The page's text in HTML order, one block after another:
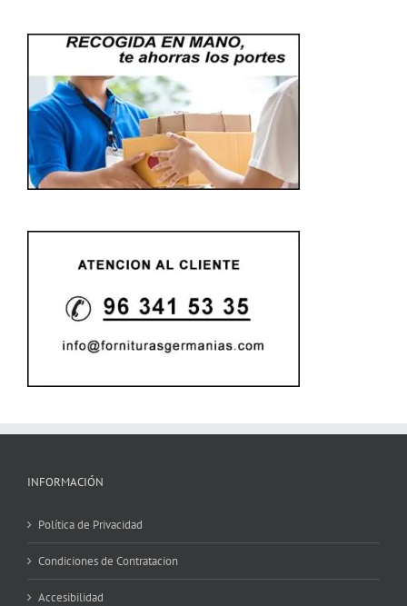
INFORMACIÓN
Política de Privacidad
Condiciones de Contratacion
Accesibilidad